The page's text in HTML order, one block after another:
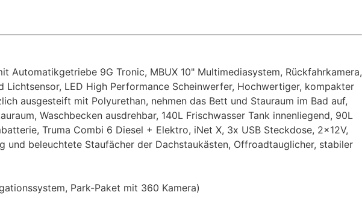
Automatikgetriebe 9G Tronic, MBUX 10" Multimediasystem, Rückfahrkamera,
LED High Performance Scheinwerfer, Hochwertiger, kompakter
ausgesteift mit Polyurethan, nehmen das Bett und Stauraum im Bad auf,
Waschbecken ausdrehbar, 140L Frischwasser Tank innenliegend, 90L
Truma Combi 6 Diesel + Elektro, iNet X, 3x USB Steckdose, 2x12V,
und beleuchtete Staufächer der Dachstaukästen, Offroadtauglicher, stabiler
Park-Paket mit 360 Kamera)